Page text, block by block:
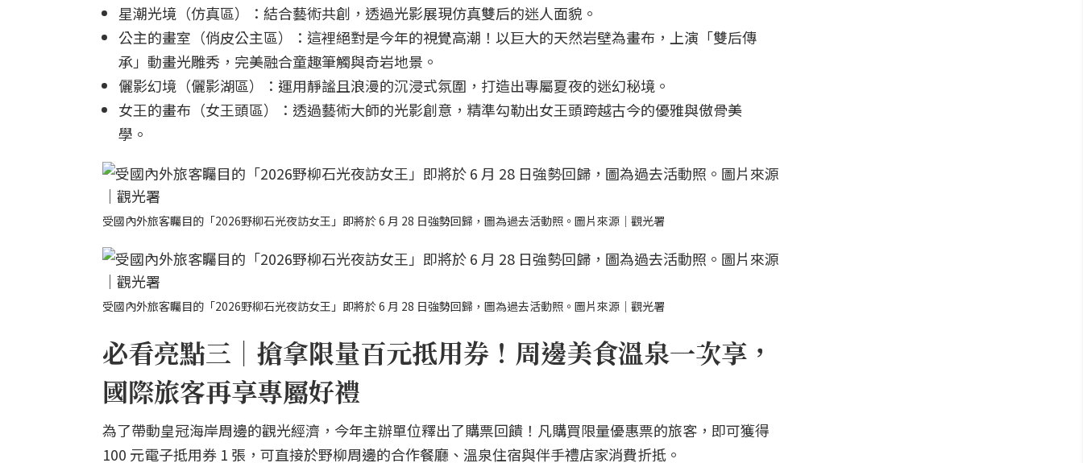
星潮光境（仿真區）：結合藝術共創，透過光影展現仿真雙后的迷人面貌。
公主的畫室（俏皮公主區）：這裡絕對是今年的視覺高潮！以巨大的天然岩壁為畫布，上演「雙后傳
承」動畫光雕秀，完美融合童趣筆觸與奇岩地景。
儷影幻境（儷影湖區）：運用靜謐且浪漫的沉浸式氛圍，打造出專屬夏夜的迷幻秘境。
女王的畫布（女王頭區）：透過藝術大師的光影創意，精準勾勒出女王頭跨越古今的優雅與傲骨美
學。
受國內外旅客矚目的「2026野柳石光夜訪女王」即將於 6 月 28 日強勢回歸，圖為過去活動照。圖片來源｜觀光署
受國內外旅客矚目的「2026野柳石光夜訪女王」即將於 6 月 28 日強勢回歸，圖為過去活動照。圖片來源｜觀光署
必看亮點三｜搶拿限量百元抵用券！周邊美食溫泉一次享，
國際旅客再享專屬好禮
為了帶動皇冠海岸周邊的觀光經濟，今年主辦單位釋出了購票回饋！凡購買限量優惠票的旅客，即可獲得
100 元電子抵用券 1 張，可直接於野柳周邊的合作餐廳、溫泉住宿與伴手禮店家消費折抵。